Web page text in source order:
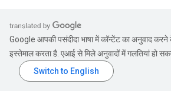
Google आपकी पसंदीदा भाषा में कॉन्टेंट का अनुवाद
इस्तेमाल करता है. एआई से मिले अनुवादों में गलतियां हो